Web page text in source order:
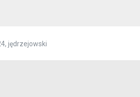
jędrzejowski